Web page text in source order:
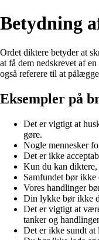
Betydning
Ordet diktere betyder at
at få dem nedskrevet af
også referere til at
Eksempler på
Det er vigtigt at
gøre.
Nogle mennesker
Det er ikke
Kun du kan
Samfundet bør
Vores handlinger
Din lykke bør ikke
Det er vigtigt at
tanker og
Det er ikke sundt at